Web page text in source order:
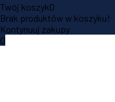
Twój koszyk0
Brak produktów w koszyku!
Kontynuuj zakupy
0